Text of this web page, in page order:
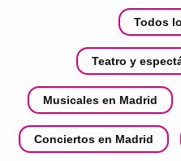
Todos
Teatro y
Musicales en Madrid
Conciertos en Madrid